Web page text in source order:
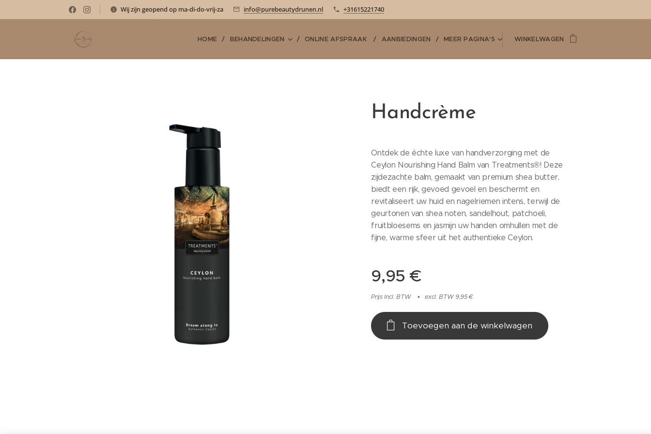
Wij zijn geopend op ma-di-do-vrij-za info@purebeautydrunen.nl +31615221740
HOME BEHANDELINGEN ONLINE AFSPRAAK AANBIEDINGEN MEER PAGINA'S WINKELWAGEN
Handcrème
Ontdek de échte luxe van handverzorging met de
Ceylon Nourishing Hand Balm van Treatments®! Deze
zijdezachte balm, gemaakt van premium shea butter,
biedt een rijk, gevoed gevoel en beschermt en
revitaliseert uw huid en nagelriemen intens, terwijl de
geurtonen van shea noten, sandelhout, patchoeli,
fruitbloesems en jasmijn uw handen omhullen met de
fijne, warme sfeer uit het authentieke Ceylon.
9,95 €
Prijs Incl. BTW excl. BTW 9,95 €
Toevoegen aan de winkelwagen